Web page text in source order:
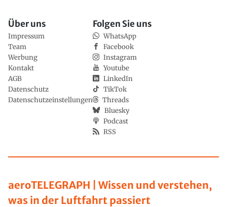
aeroTELEGRAPH | Wissen und verstehen,
was in der Luftfahrt passiert
Über uns
Impressum
Team
Werbung
Kontakt
AGB
Datenschutz
Datenschutzeinstellungen
Folgen Sie uns
WhatsApp
Facebook
Instagram
Youtube
LinkedIn
TikTok
Threads
Bluesky
Podcast
RSS